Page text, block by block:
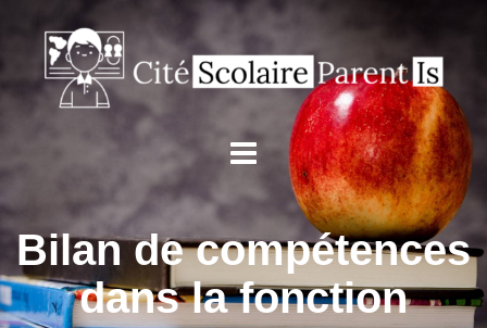
Bilan de compétences
dans la fonction